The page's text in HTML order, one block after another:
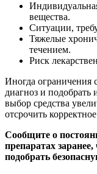
вещества.
Ситуации,
Тяжелые
течением.
Риск
Иногда ограничения
диагноз и
выбор средства
отсрочить
Сообщите о
препаратах
подобрать